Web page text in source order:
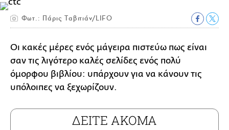
Φωτ.: Πάρις Ταβιτιάν/LIFO
Οι κακές μέρες ενός μάγειρα πιστεύω πως είναι
σαν τις λιγότερο καλές σελίδες ενός πολύ
όμορφου βιβλίου: υπάρχουν για να κάνουν τις
υπόλοιπες να ξεχωρίζουν.
ΔΕΙΤΕ ΑΚΟΜΑ